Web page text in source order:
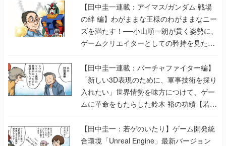
【田中圭一連載：アイマス/ガンダム 戦場
の絆 編】わがままな王様のわがままなニー
ズを満たす！──小山順一朗が貫く姿勢に、
ゲームクリエイターとしての矜持を見た
【若ゲのいたり最終回】
【田中圭一連載：バーチャファイター編】
「新しい3D表現のために、軍事技術を採り
入れたい」世界情勢を味方につけて、ゲー
ムに革命をもたらした鈴木 裕の功績【若ゲ
のいたり】
【田中圭一：若ゲのいたり】ゲーム開発統
合環境「Unreal Engine」最新バージョン